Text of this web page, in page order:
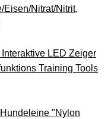
Eisen/Nitrat/Nitrit,
LED Zeiger
Training Tools
"Nylon